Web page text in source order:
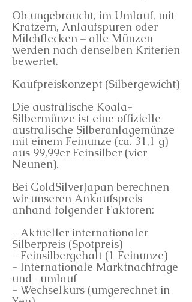
Ob ungebraucht, im Umlauf, mit
Kratzern, Anlaufspuren oder
Milchflecken – alle Münzen
werden nach denselben Kriterien
bewertet.
Kaufpreiskonzept (Silbergewicht)
Die australische Koala-
Silbermünze ist eine offizielle
australische Silberanlagemünze
mit einem Feinunze (ca. 31,1 g)
aus 99,99er Feinsilber (vier
Neunen).
Bei GoldSilverJapan berechnen
wir unseren Ankaufspreis
anhand folgender Faktoren:
- Aktueller internationaler
Silberpreis (Spotpreis)
- Feinsilbergehalt (1 Feinunze)
- Internationale Marktnachfrage
und -umlauf
- Wechselkurs (umgerechnet in